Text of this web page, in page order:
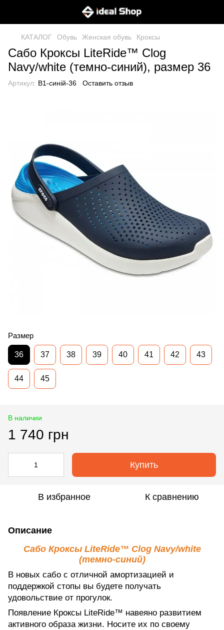
КАТАЛОГ Обувь Женская обувь Кроксы
Сабо Кроксы LiteRide™ Clog
Navy/white (темно-синий), размер 36
Артикул: B1-синій-36 Оставить отзыв
Размер
36 37 38 39 40 41 42 43
44 45
В наличии
1 740 грн
Купить
В избранное К сравнению
Описание
Сабо Кроксы LiteRide™ Clog Navy/white
(темно-синий)
В новых сабо с отличной амортизацией и
поддержкой стопы вы будете получать
удовольствие от прогулок.
Появление Кроксы LiteRide™ навеяно развитием
активного образа жизни. Носите их по своему